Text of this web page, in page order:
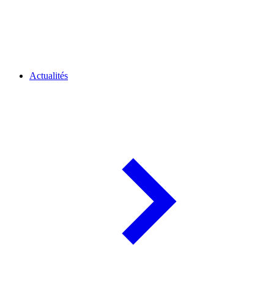
Actualités